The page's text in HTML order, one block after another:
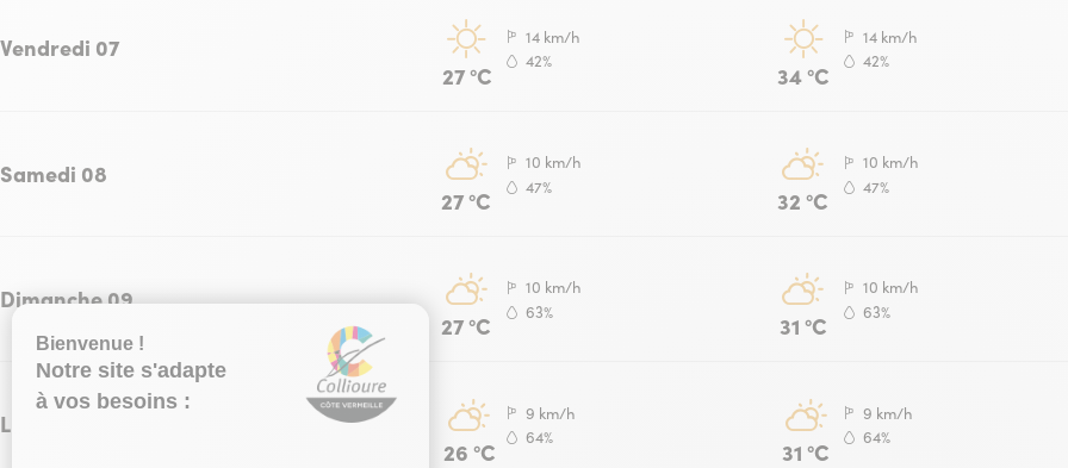
Vendredi 07
27 °C
14 km/h
42%
34 °C
14 km/h
42%
Samedi 08
27 °C
10 km/h
47%
32 °C
10 km/h
47%
Dimanche 09
27 °C
10 km/h
63%
31 °C
10 km/h
63%
Lundi 10
26 °C
9 km/h
64%
31 °C
9 km/h
64%